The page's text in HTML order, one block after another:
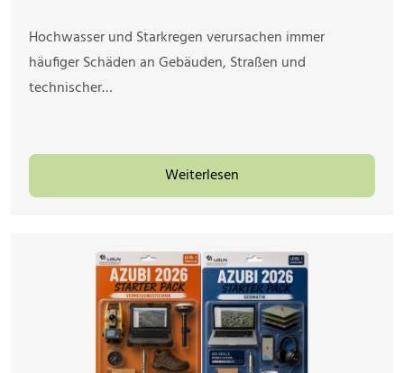
Hochwasser und Starkregen verursachen immer
häufiger Schäden an Gebäuden, Straßen und
technischer…
Weiterlesen